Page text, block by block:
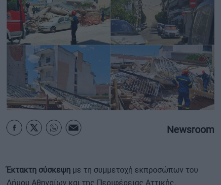
ΟΙΚΟΝΟΜΙΑ - ΕΠΙΧΕΙΡΗΣΕΙΣ
MY PROPERTY
ΚΑΡΑΜΠΟΛΕΣ
ΟΡΟΙ ΧΡΗΣΗΣ
Newsroom
Έκτακτη σύσκεψη με τη συμμετοχή εκπροσώπων του
Δήμου Αθηναίων και της Περιφέρειας Αττικής,